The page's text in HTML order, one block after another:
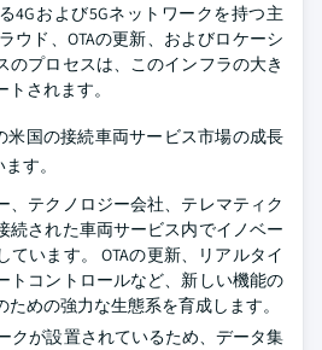
4Gおよび5Gネットワークを持つ主
ウド、OTAの更新、およびロケーシ
のプロセスは、このインフラの大き
されます。
米国の接続車両サービス市場の成長
す。
、テクノロジー会社、テレマティク
続された車両サービス内でイノベー
ています。 OTAの更新、リアルタイ
トコントロールなど、新しい機能の
めの強力な生態系を育成します。
クが設置されているため、データ集